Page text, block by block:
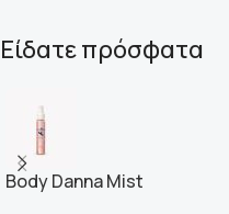
Είδατε πρόσφατα
Body Danna Mist